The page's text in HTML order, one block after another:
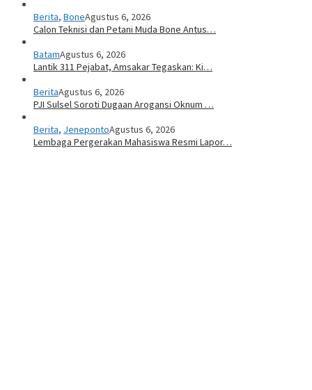
Berita, BoneAgustus 6, 2026
Calon Teknisi dan Petani Muda Bone Antus…
BatamAgustus 6, 2026
Lantik 311 Pejabat, Amsakar Tegaskan: Ki…
BeritaAgustus 6, 2026
PJI Sulsel Soroti Dugaan Arogansi Oknum …
Berita, JenepontoAgustus 6, 2026
Lembaga Pergerakan Mahasiswa Resmi Lapor…